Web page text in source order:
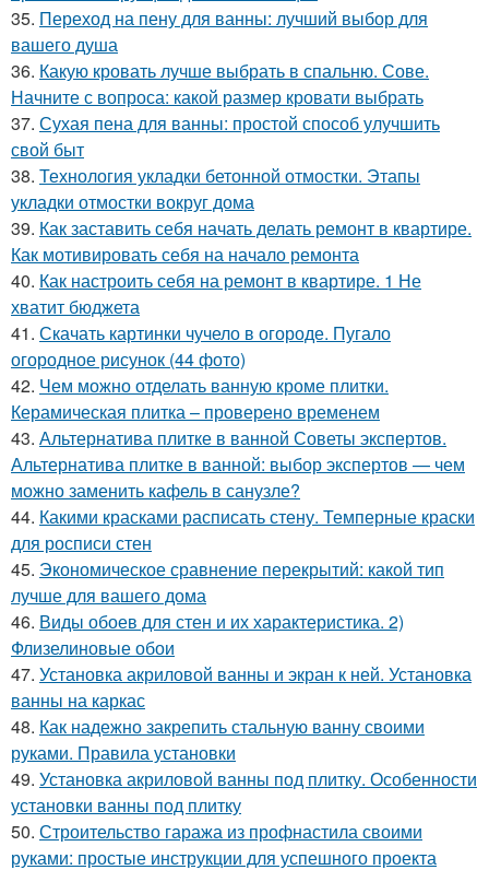
35. Переход на пену для ванны: лучший выбор для
вашего душа
36. Какую кровать лучше выбрать в спальню. Сове.
Начните с вопроса: какой размер кровати выбрать
37. Сухая пена для ванны: простой способ улучшить
свой быт
38. Технология укладки бетонной отмостки. Этапы
укладки отмостки вокруг дома
39. Как заставить себя начать делать ремонт в квартире.
Как мотивировать себя на начало ремонта
40. Как настроить себя на ремонт в квартире. 1 Не
хватит бюджета
41. Скачать картинки чучело в огороде. Пугало
огородное рисунок (44 фото)
42. Чем можно отделать ванную кроме плитки.
Керамическая плитка – проверено временем
43. Альтернатива плитке в ванной Советы экспертов.
Альтернатива плитке в ванной: выбор экспертов — чем
можно заменить кафель в санузле?
44. Какими красками расписать стену. Темперные краски
для росписи стен
45. Экономическое сравнение перекрытий: какой тип
лучше для вашего дома
46. Виды обоев для стен и их характеристика. 2)
Флизелиновые обои
47. Установка акриловой ванны и экран к ней. Установка
ванны на каркас
48. Как надежно закрепить стальную ванну своими
руками. Правила установки
49. Установка акриловой ванны под плитку. Особенности
установки ванны под плитку
50. Строительство гаража из профнастила своими
руками: простые инструкции для успешного проекта